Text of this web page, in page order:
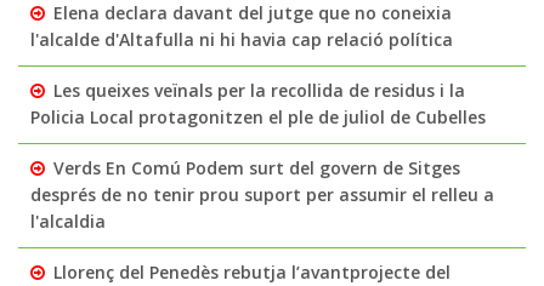
Elena declara davant del jutge que no coneixia
l'alcalde d'Altafulla ni hi havia cap relació política
Les queixes veïnals per la recollida de residus i la
Policia Local protagonitzen el ple de juliol de Cubelles
Verds En Comú Podem surt del govern de Sitges
després de no tenir prou suport per assumir el relleu a
l'alcaldia
Llorenç del Penedès rebutja l’avantprojecte del